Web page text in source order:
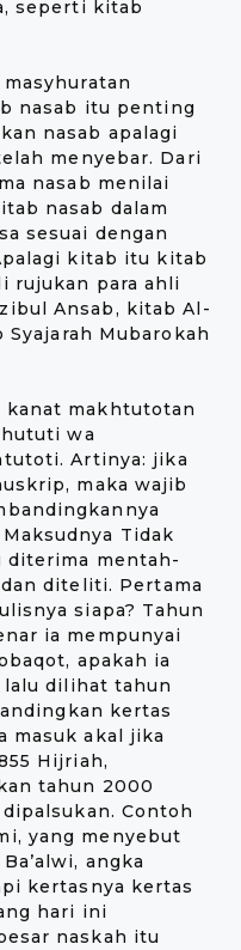
seperti kitab
nasab itu penting
nasab apalagi
menyebar. Dari
nasab menilai
nasab dalam
sesuai dengan
kitab itu kitab
rujukan para ahli
Ansab, kitab Al-
Mubarokah
kanat makhtutotan
wa
Artinya: jika
maka wajib
Tidak
diterima mentah-
diteliti. Pertama
siapa? Tahun
ia mempunyai
apakah ia
dilihat tahun
kertas
masuk akal jika
Hijriah,
tahun 2000
Contoh
yang menyebut
angka
kertasnya kertas
hari ini
naskah itu